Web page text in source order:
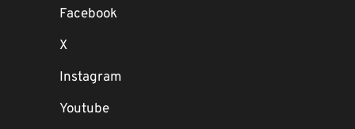
Facebook
X
Instagram
Youtube